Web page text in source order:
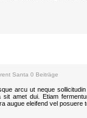
Santa 0 Beiträge
arcu ut neque
sit amet dui. Etiam
augue eleifend vel posuere